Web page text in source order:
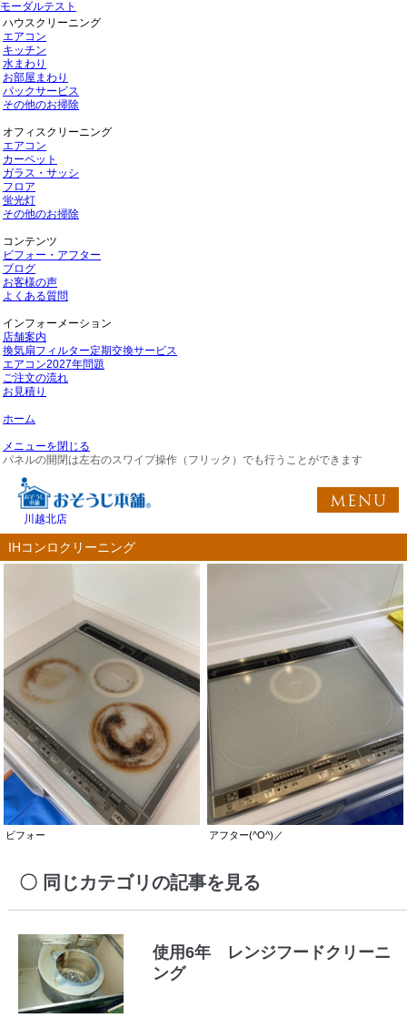
モーダルテスト
ハウスクリーニング
エアコン
キッチン
水まわり
お部屋まわり
パックサービス
その他のお掃除
オフィスクリーニング
エアコン
カーペット
ガラス・サッシ
フロア
蛍光灯
その他のお掃除
コンテンツ
ビフォー・アフター
ブログ
お客様の声
よくある質問
インフォーメーション
店舗案内
換気扇フィルター定期交換サービス
エアコン2027年問題
ご注文の流れ
お見積り
ホーム
メニューを閉じる
パネルの開閉は左右のスワイプ操作（フリック）でも行うことができます
川越北店
IHコンロクリーニング
ビフォー アフター(^O^)／
同じカテゴリの記事を見る
使用6年 レンジフードクリーニ
ング